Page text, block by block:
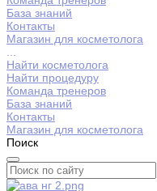
База знаний
Контакты
Магазин для косметолога
Найти косметолога
Найти процедуру
Команда тренеров
База знаний
Контакты
Магазин для косметолога
Поиск